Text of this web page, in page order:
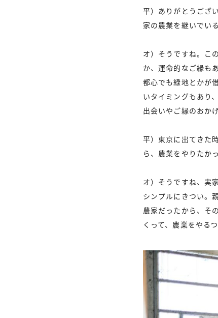
平）ありがとうござ
家の農業を継いでい
オ）そうですね。こ
か、運命的なご縁も
都心でも緑地とかが
いタイミングもあり
出会いやご縁のおか
平）東京に出てきた
ら、農業をやりたか
オ）そうですね、実
シンプルにきつい。
農家だったから、そ
くって、農業をやる